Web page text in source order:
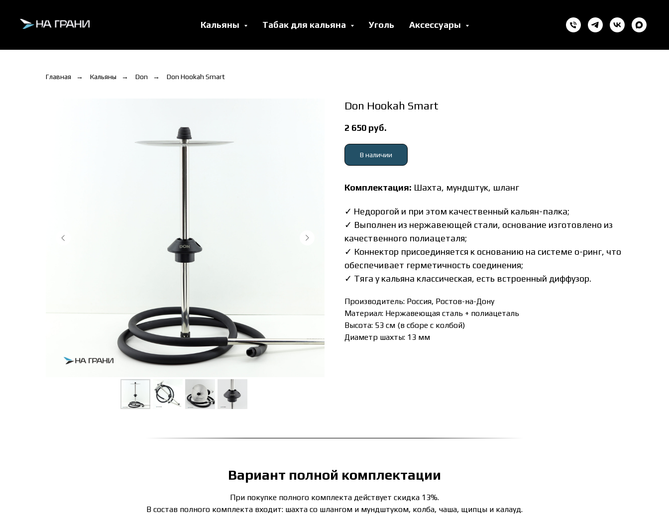
Кальяны Табак для кальяна Уголь Аксессуары
Главная → Кальяны → Don → Don Hookah Smart
Don Hookah Smart
2 650 руб.
В наличии
Комплектация: Шахта, мундштук, шланг
✓ Недорогой и при этом качественный кальян-палка;
✓ Выполнен из нержавеющей стали, основание изготовлено из
качественного полиацеталя;
✓ Коннектор присоединяется к основанию на системе о-ринг, что
обеспечивает герметичность соединения;
✓ Тяга у кальяна классическая, есть встроенный диффузор.
Производитель: Россия, Ростов-на-Дону
Материал: Нержавеющая сталь + полиацеталь
Высота: 53 см (в сборе с колбой)
Диаметр шахты: 13 мм
Вариант полной комплектации
При покупке полного комплекта действует скидка 13%.
В состав полного комплекта входит: шахта со шлангом и мундштуком, колба, чаша, щипцы и калауд.